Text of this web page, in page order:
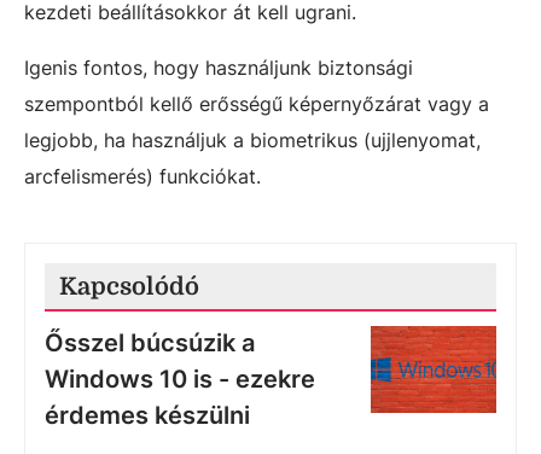
kezdeti beállításokkor át kell ugrani.
Igenis fontos, hogy használjunk biztonsági
szempontból kellő erősségű képernyőzárat vagy a
legjobb, ha használjuk a biometrikus (ujjlenyomat,
arcfelismerés) funkciókat.
Kapcsolódó
Ősszel búcsúzik a
Windows 10 is - ezekre
érdemes készülni